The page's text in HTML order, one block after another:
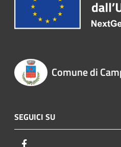
Comune di
SEGUICI SU